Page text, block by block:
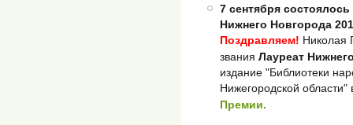
7 сентября
Нижнего Новгорода
Поздравляем! Николая
звания Лауреат
издание "Библиотеки
Нижегородской
Премии.